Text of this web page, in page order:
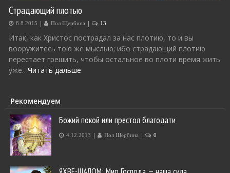
Страдающий плотью
8.8.2015 | Пол Щербина | 13
Итак, как Христос пострадал за нас плотию, то и вы
вооружитесь тою же мыслью; ибо страдающий плотию
перестает грешить, чтобы остальное во плоти время жить
уже…Читать дальше
Рекомендуем
Божий покой или престол благодати
4.12.2013 | Пол Щербина | 0